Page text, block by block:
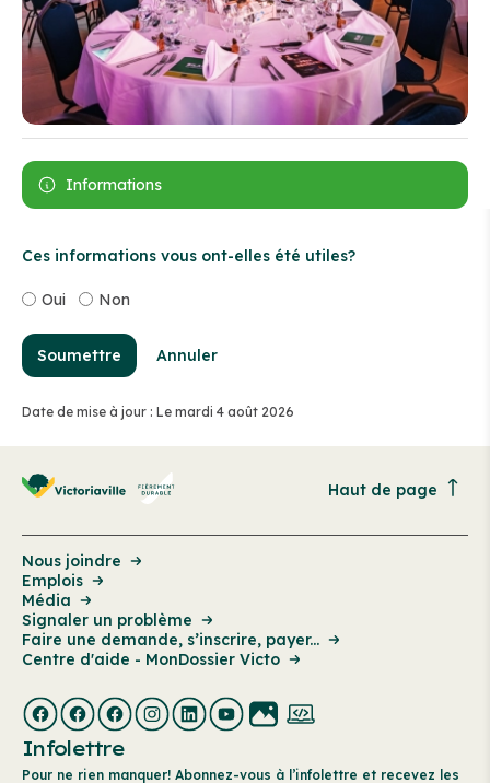
Informations
Ces informations vous ont-elles été utiles?
Oui Non
Soumettre Annuler
Date de mise à jour : Le mardi 4 août 2026
Haut de page
Nous joindre
Emplois
Média
Signaler un problème
Faire une demande, s’inscrire, payer...
Centre d'aide - MonDossier Victo
Infolettre
Pour ne rien manquer! Abonnez-vous à l’infolettre et recevez les